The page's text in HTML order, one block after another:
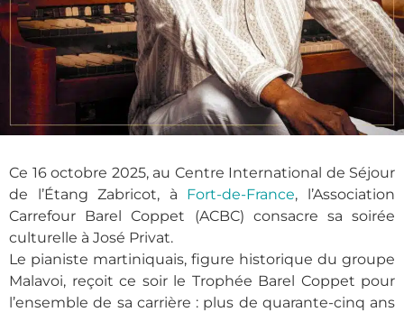
Ce 16 octobre 2025, au Centre International de Séjour
de l’Étang Zabricot, à Fort-de-France, l’Association
Carrefour Barel Coppet (ACBC) consacre sa soirée
culturelle à José Privat.
Le pianiste martiniquais, figure historique du groupe
Malavoi, reçoit ce soir le Trophée Barel Coppet pour
l’ensemble de sa carrière : plus de quarante-cinq ans